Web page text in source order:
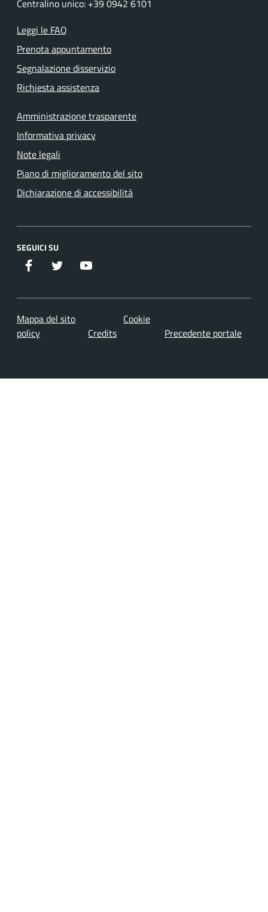
Centralino unico: +39 0942 6101
Leggi le FAQ
Prenota appuntamento
Segnalazione disservizio
Richiesta assistenza
Amministrazione trasparente
Informativa privacy
Note legali
Piano di miglioramento del sito
Dichiarazione di accessibilità
SEGUICI SU
Facebook Twitter
Mappa del sito
Cookie
policy
Credits Precedente portale